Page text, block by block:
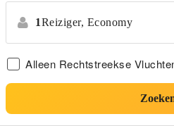
1Reiziger, Economy
Alleen Rechtstreekse